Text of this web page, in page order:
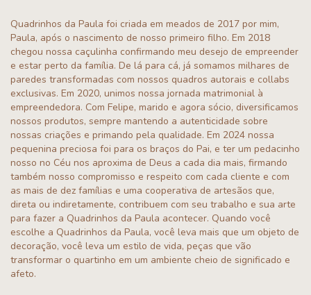
Quadrinhos da Paula foi criada em meados de 2017 por mim,
Paula, após o nascimento de nosso primeiro filho. Em 2018
chegou nossa caçulinha confirmando meu desejo de empreender
e estar perto da família. De lá para cá, já somamos milhares de
paredes transformadas com nossos quadros autorais e collabs
exclusivas. Em 2020, unimos nossa jornada matrimonial à
empreendedora. Com Felipe, marido e agora sócio, diversificamos
nossos produtos, sempre mantendo a autenticidade sobre
nossas criações e primando pela qualidade. Em 2024 nossa
pequenina preciosa foi para os braços do Pai, e ter um pedacinho
nosso no Céu nos aproxima de Deus a cada dia mais, firmando
também nosso compromisso e respeito com cada cliente e com
as mais de dez famílias e uma cooperativa de artesãos que,
direta ou indiretamente, contribuem com seu trabalho e sua arte
para fazer a Quadrinhos da Paula acontecer. Quando você
escolhe a Quadrinhos da Paula, você leva mais que um objeto de
decoração, você leva um estilo de vida, peças que vão
transformar o quartinho em um ambiente cheio de significado e
afeto.